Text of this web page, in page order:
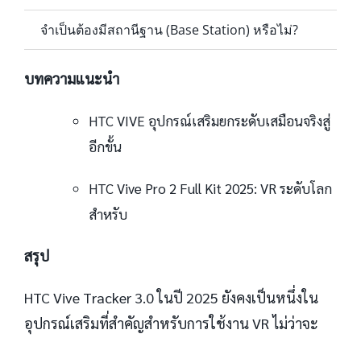
จำเป็นต้องมีสถานีฐาน (Base Station) หรือไม่?
บทความแนะนำ
HTC VIVE อุปกรณ์เสริมยกระดับเสมือนจริงสู่
อีกขั้น
HTC Vive Pro 2 Full Kit 2025: VR ระดับโลก
สำหรับ
สรุป
HTC Vive Tracker 3.0 ในปี 2025 ยังคงเป็นหนึ่งใน
อุปกรณ์เสริมที่สำคัญสำหรับการใช้งาน VR ไม่ว่าจะ